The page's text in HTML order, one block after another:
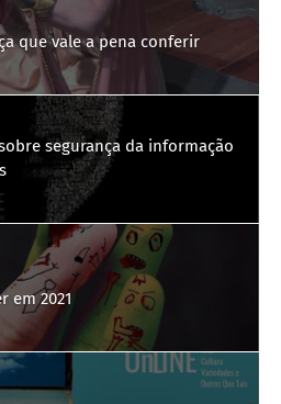
- uma peça que vale a pena conferir
segurança da informação
em 2021